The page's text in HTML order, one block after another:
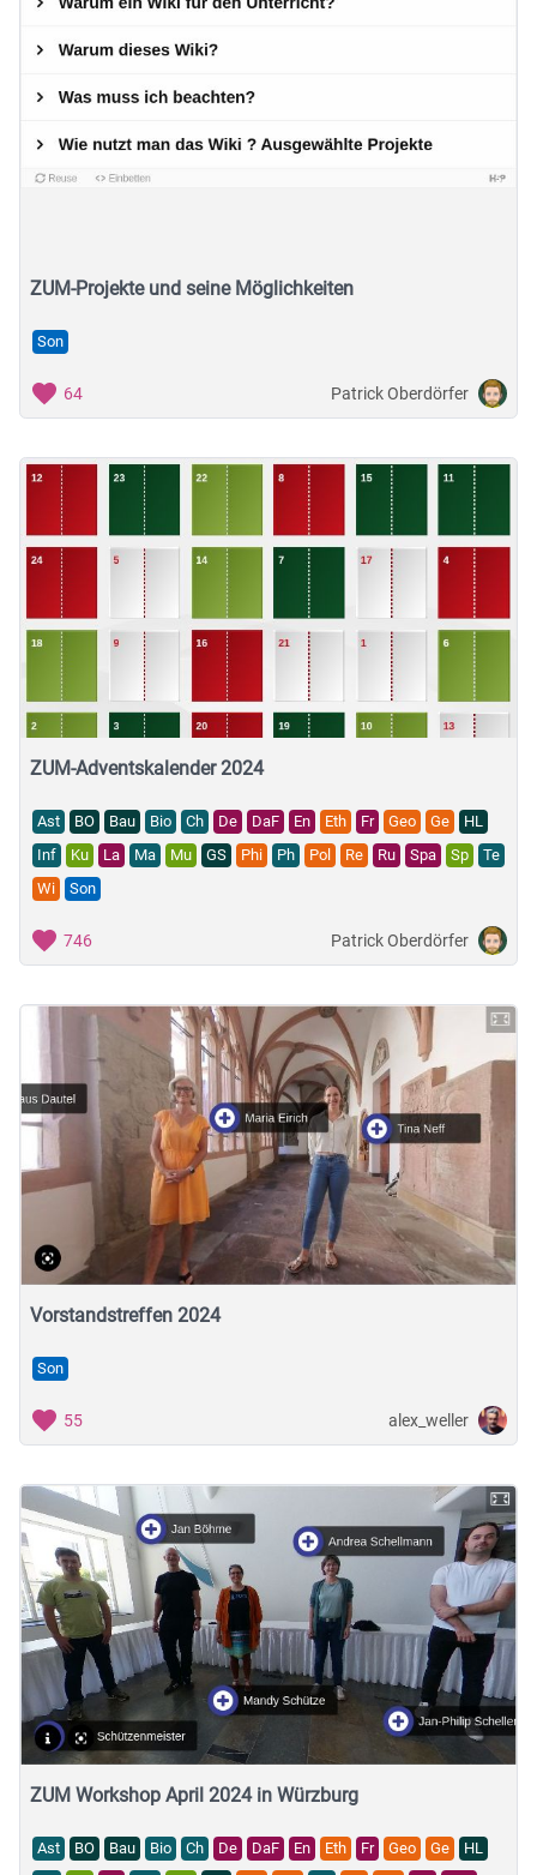
ZUM-Projekte und seine Möglichkeiten
Son
64 Patrick Oberdörfer
ZUM-Adventskalender 2024
Ast BO Bau Bio Ch De DaF En Eth Fr Geo Ge
HL
Inf
Ku La Ma Mu GS Phi Ph Pol Re Ru Spa Sp
Te
Wi
Son
746 Patrick Oberdörfer
Vorstandstreffen 2024
Son
55 alex_weller
ZUM Workshop April 2024 in Würzburg
Ast BO Bau Bio Ch De DaF En Eth Fr Geo Ge
HL